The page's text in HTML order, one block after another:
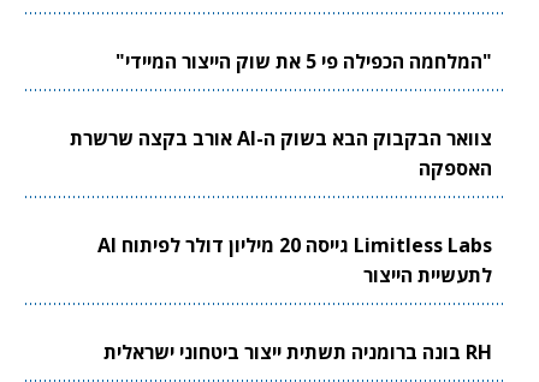
"המלחמה הכפילה פי 5 את שוק הייצור המיידי"
צוואר הבקבוק הבא בשוק ה-AI אורב בקצה שרשרת
האספקה
Limitless Labs גייסה 20 מיליון דולר לפיתוח AI
לתעשיית הייצור
RH בונה ברומניה תשתית ייצור ביטחוני ישראלית